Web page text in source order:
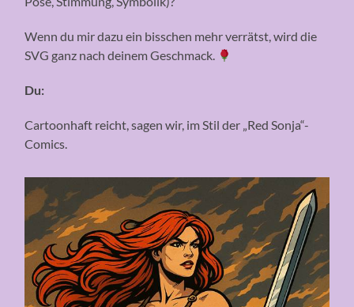
Wenn du mir dazu ein bisschen mehr verrätst, wird die
SVG ganz nach deinem Geschmack.
Du:
Cartoonhaft reicht, sagen wir, im Stil der „Red Sonja“-
Comics.